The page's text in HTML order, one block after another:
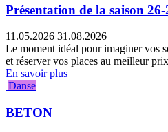
Présentation de la saison 26-
11.05.2026 31.08.2026
Le moment idéal pour imaginer vos
et réserver vos places au meilleur
En savoir plus
Danse
BETON